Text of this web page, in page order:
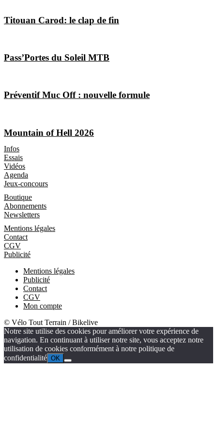
Titouan Carod: le clap de fin
Pass’Portes du Soleil MTB
Préventif Muc Off : nouvelle formule
Mountain of Hell 2026
Infos
Essais
Vidéos
Agenda
Jeux-concours
Boutique
Abonnements
Newsletters
Mentions légales
Contact
CGV
Publicité
Mentions légales
Publicité
Contact
CGV
Mon compte
© Vélo Tout Terrain / Bikelive
Notre site utilise des cookies pour améliorer votre expérience de
navigation. En continuant à utiliser notre site, vous acceptez notre
utilisation de cookies conformément à notre politique de
confidentialité OK